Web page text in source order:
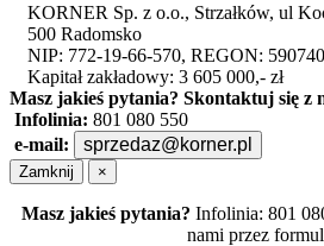
KORNER Sp. z o.o., Strzałków, ul
500 Radomsko
NIP: 772-19-66-570, REGON:
Kapitał zakładowy: 3 605 000,- zł
Masz jakieś pytania? Skontaktuj się z
Infolinia: 801 080 550
e-mail:
sprzedaz@korner.pl
Zamknij ×
Masz jakieś pytania? Infolinia: 801
nami przez